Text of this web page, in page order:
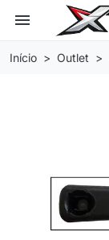
menu
Início Outlet